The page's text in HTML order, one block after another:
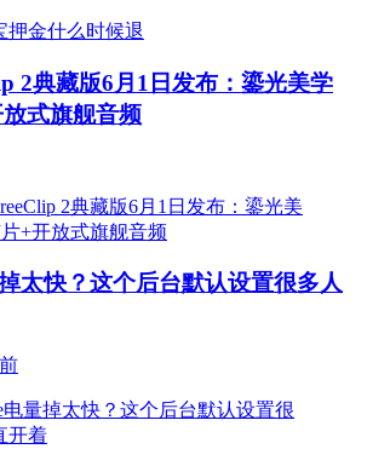
2典藏版6月1日发布：鎏光美学
式旗舰音频
太快？这个后台默认设置很多人